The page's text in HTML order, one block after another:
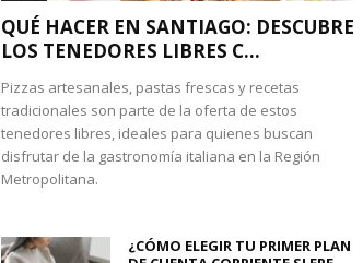
QUÉ HACER EN SANTIAGO: DESCUBRE
LOS TENEDORES LIBRES C...
Pizzas artesanales, pastas frescas y recetas
tradicionales son parte de la oferta de estos
tenedores libres, ideales para quienes buscan
disfrutar de la gastronomía italiana en la Región
Metropolitana.
¿CÓMO ELEGIR TU PRIMER PLAN